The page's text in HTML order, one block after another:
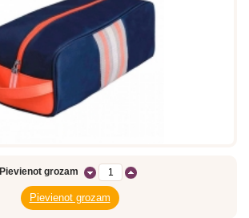
Pievienot grozam